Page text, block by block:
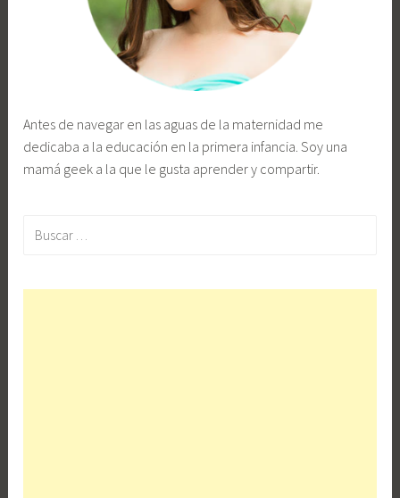
Antes de navegar en las aguas de la maternidad me
dedicaba a la educación en la primera infancia. Soy una
mamá geek a la que le gusta aprender y compartir.